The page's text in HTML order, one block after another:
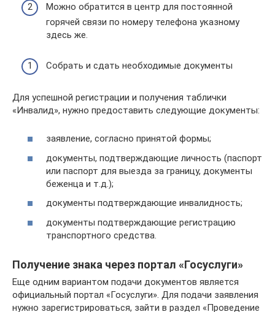
Можно обратится в центр для постоянной
горячей связи по номеру телефона указному
здесь же.
Собрать и сдать необходимые документы
Для успешной регистрации и получения таблички
«Инвалид», нужно предоставить следующие документы:
заявление, согласно принятой формы;
документы, подтверждающие личность (паспорт
или паспорт для выезда за границу, документы
беженца и т.д.);
документы подтверждающие инвалидность;
документы подтверждающие регистрацию
транспортного средства.
Получение знака через портал «Госуслуги»
Еще одним вариантом подачи документов является
официальный портал «Госуслуги». Для подачи заявления
нужно зарегистрироваться, зайти в раздел «Проведение